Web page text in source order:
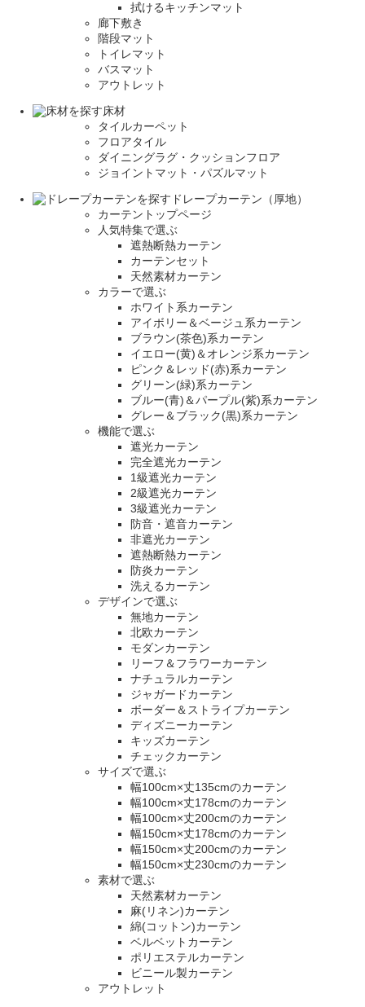
拭けるキッチンマット
廊下敷き
階段マット
トイレマット
バスマット
アウトレット
床材
タイルカーペット
フロアタイル
ダイニングラグ・クッションフロア
ジョイントマット・パズルマット
ドレープカーテン（厚地）
カーテントップページ
人気特集で選ぶ
遮熱断熱カーテン
カーテンセット
天然素材カーテン
カラーで選ぶ
ホワイト系カーテン
アイボリー＆ベージュ系カーテン
ブラウン(茶色)系カーテン
イエロー(黄)＆オレンジ系カーテン
ピンク＆レッド(赤)系カーテン
グリーン(緑)系カーテン
ブルー(青)＆パープル(紫)系カーテン
グレー＆ブラック(黒)系カーテン
機能で選ぶ
遮光カーテン
完全遮光カーテン
1級遮光カーテン
2級遮光カーテン
3級遮光カーテン
防音・遮音カーテン
非遮光カーテン
遮熱断熱カーテン
防炎カーテン
洗えるカーテン
デザインで選ぶ
無地カーテン
北欧カーテン
モダンカーテン
リーフ＆フラワーカーテン
ナチュラルカーテン
ジャガードカーテン
ボーダー＆ストライプカーテン
ディズニーカーテン
キッズカーテン
チェックカーテン
サイズで選ぶ
幅100cm×丈135cmのカーテン
幅100cm×丈178cmのカーテン
幅100cm×丈200cmのカーテン
幅150cm×丈178cmのカーテン
幅150cm×丈200cmのカーテン
幅150cm×丈230cmのカーテン
素材で選ぶ
天然素材カーテン
麻(リネン)カーテン
綿(コットン)カーテン
ベルベットカーテン
ポリエステルカーテン
ビニール製カーテン
アウトレット